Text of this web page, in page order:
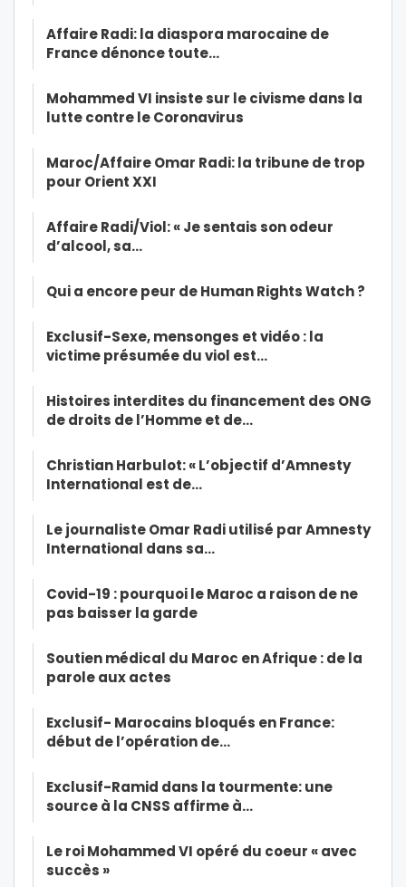
Affaire Radi: la diaspora marocaine de
France dénonce toute…
Mohammed VI insiste sur le civisme dans la
lutte contre le Coronavirus
Maroc/Affaire Omar Radi: la tribune de trop
pour Orient XXI
Affaire Radi/Viol: « Je sentais son odeur
d’alcool, sa…
Qui a encore peur de Human Rights Watch ?
Exclusif-Sexe, mensonges et vidéo : la
victime présumée du viol est…
Histoires interdites du financement des ONG
de droits de l’Homme et de…
Christian Harbulot: « L’objectif d’Amnesty
International est de…
Le journaliste Omar Radi utilisé par Amnesty
International dans sa…
Covid-19 : pourquoi le Maroc a raison de ne
pas baisser la garde
Soutien médical du Maroc en Afrique : de la
parole aux actes
Exclusif- Marocains bloqués en France:
début de l’opération de…
Exclusif-Ramid dans la tourmente: une
source à la CNSS affirme à…
Le roi Mohammed VI opéré du coeur « avec
succès »